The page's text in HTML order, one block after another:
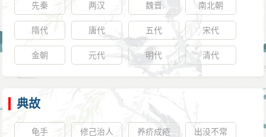
先秦 两汉 魏晋 南北朝
隋代 唐代 五代 宋代
金朝 元代 明代 清代
典故
龟手 修己治人 养疥成疮 出没不常